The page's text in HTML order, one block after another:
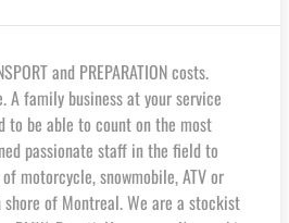
and PREPARATION costs.
A family business at your service
to be able to count on the most
passionate staff in the field to
motorcycle, snowmobile, ATV or
of Montreal. We are a stockist